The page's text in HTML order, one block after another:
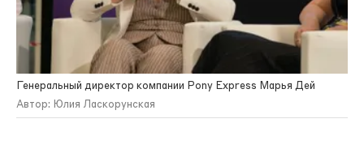
Генеральный директор компании Pony Express Марья Дей
Автор: Юлия Ласкорунская